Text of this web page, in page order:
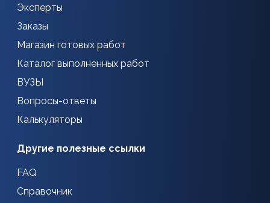
Эксперты
Заказы
Магазин готовых работ
Каталог выполненных работ
ВУЗЫ
Вопросы-ответы
Калькуляторы
Другие полезные ссылки
FAQ
Справочник